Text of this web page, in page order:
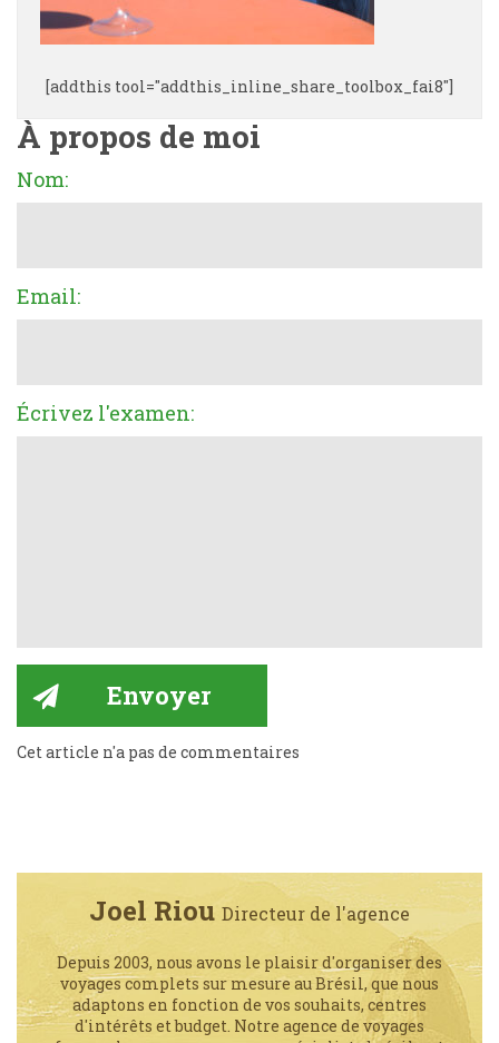
[addthis tool="addthis_inline_share_toolbox_fai8"]
À propos de moi
Nom:
Email:
Écrivez l'examen:
Cet article n'a pas de commentaires
Joel Riou Directeur de l'agence
Depuis 2003, nous avons le plaisir d'organiser des
voyages complets sur mesure au Brésil, que nous
adaptons en fonction de vos souhaits, centres
d'intérêts et budget. Notre agence de voyages